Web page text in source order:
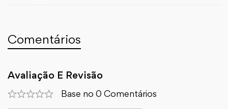
Comentários
Avaliação E Revisão
Base no 0 Comentários